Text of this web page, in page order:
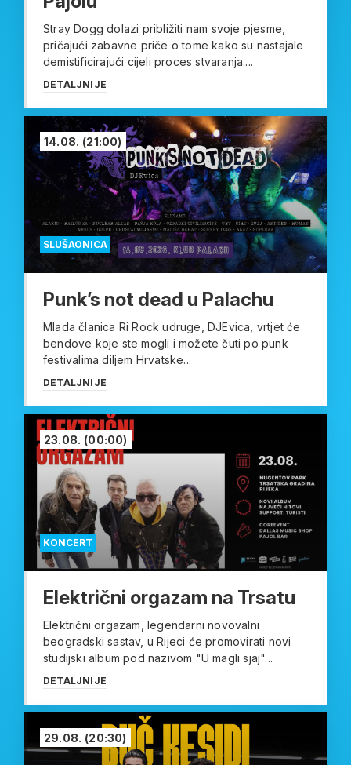
Stray Dogg dolazi približiti nam svoje pjesme,
pričajući zabavne priče o tome kako su nastajale
demistificirajući cijeli proces stvaranja....
DETALJNIJE
SLUŠAONICA
14.08. (21:00)
Punk’s not dead u Palachu
Mlada članica Ri Rock udruge, DJEvica, vrtjet će
bendove koje ste mogli i možete čuti po punk
festivalima diljem Hrvatske...
DETALJNIJE
KONCERT
23.08. (00:00)
Električni orgazam na Trsatu
Električni orgazam, legendarni novovalni
beogradski sastav, u Rijeci će promovirati novi
studijski album pod nazivom "U magli sjaj"...
DETALJNIJE
29.08. (20:30)